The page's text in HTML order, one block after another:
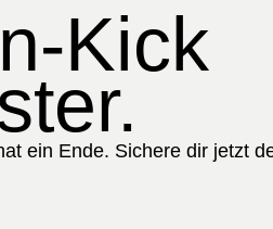
Kick
ein Ende. Sichere dir jetzt